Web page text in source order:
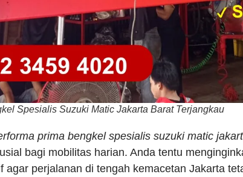
Spesialis Suzuki Matic Jakarta Barat Terjangkau
prima bengkel spesialis suzuki matic
bagi mobilitas harian. Anda tentu
agar perjalanan di tengah kemacetan Jakarta